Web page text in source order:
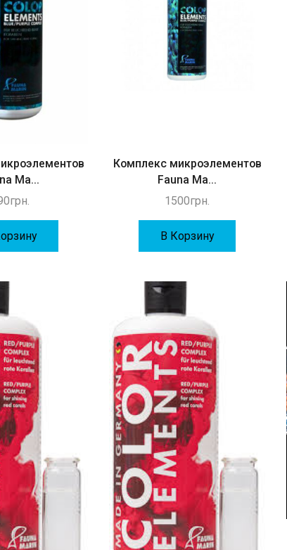
Ma...
грн.
Комплекс микроэлементов
Fauna Ma...
1500грн.
В Корзину